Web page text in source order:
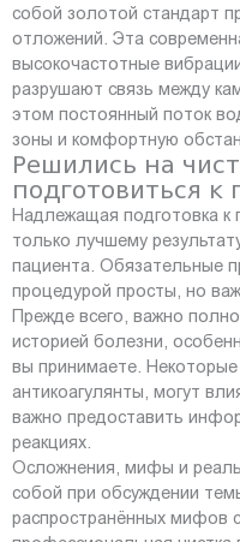
собой золотой стандарт
отложений. Эта
высокочастотные
разрушают связь между
этом постоянный поток
зоны и комфортную
Решились на
подготовиться к
Надлежащая подготовка к
только лучшему
пациента. Обязательные
процедурой просты, но
Прежде всего, важно
историей болезни,
вы принимаете.
антикоагулянты, могут
важно предоставить
реакциях.
Осложнения, мифы и
собой при обсуждении
распространённых мифов